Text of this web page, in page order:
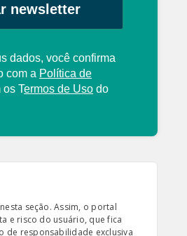
newsletter
dados, você confirma
com a Política de
os Termos de Uso do
seção. Assim, o portal
e risco do usuário, que fica
de responsabilidade exclusiva